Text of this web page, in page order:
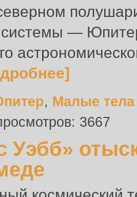
—
, Малые тела
3667
Уэбб»